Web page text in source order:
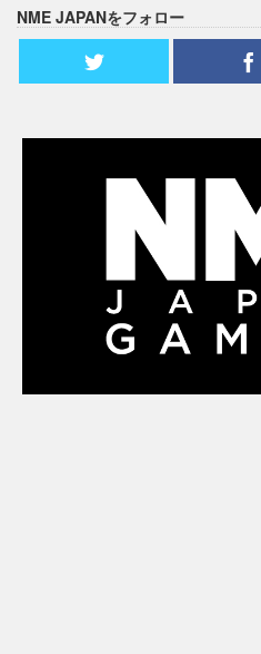
NME JAPANをフォロー